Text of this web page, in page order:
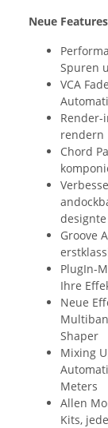
Neue
Spuren
VCA
Render-
rendern
Chord
Groove
PlugIn-
Ihre
Neue
Shaper
Mixing
Meters
Allen
Kits,